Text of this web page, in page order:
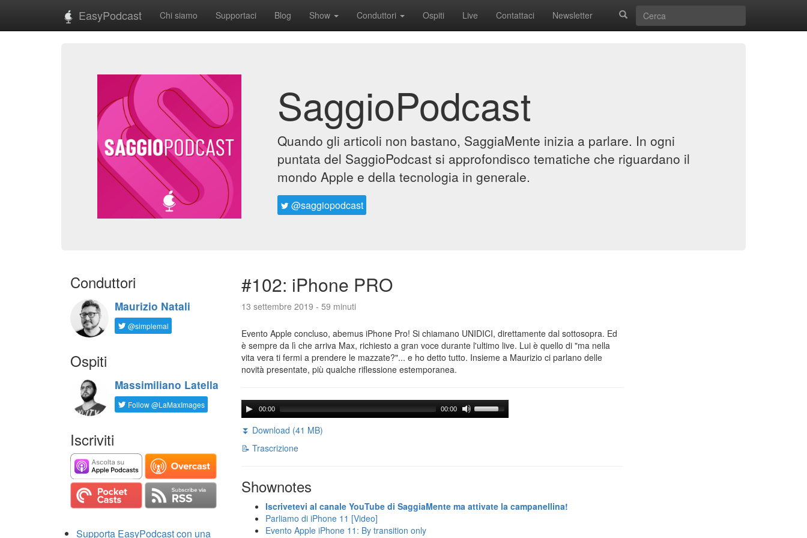
EasyPodcast Chi siamo Supportaci Blog Show Conduttori Ospiti Live Contattaci Newsletter
SaggioPodcast
Quando gli articoli non bastano, SaggiaMente inizia a parlare. In ogni
puntata del SaggioPodcast si approfondisco tematiche che riguardano il
mondo Apple e della tecnologia in generale.
@saggiopodcast
Conduttori
Maurizio Natali
@simplemal
Ospiti
Massimiliano Latella
Follow @LaMaxImages
Iscriviti
Supporta EasyPodcast con una
#102: iPhone PRO
13 settembre 2019 - 59 minuti
Evento Apple concluso, abemus iPhone Pro! Si chiamano UNIDICI, direttamente dal sottosopra. Ed
è sempre da lì che arriva Max, richiesto a gran voce durante l'ultimo live. Lui è quello di "ma nella
vita vera ti fermi a prendere le mazzate?"... e ho detto tutto. Insieme a Maurizio ci parlano delle
novità presentate, più qualche riflessione estemporanea.
00:00 00:00
⏬ Download (41 MB)
📝 Trascrizione
Shownotes
Iscrivetevi al canale YouTube di SaggiaMente ma attivate la campanellina!
Parliamo di iPhone 11 [Video]
Evento Apple iPhone 11: By transition only